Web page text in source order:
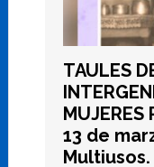
TAULES
MUJERES
13 de
Multiusos.